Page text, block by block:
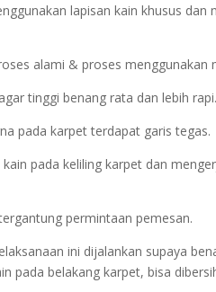
lapisan kain khusus dan
alami & proses menggunakan
tinggi benang rata dan lebih rapi.
pada karpet terdapat garis tegas.
pada keliling karpet dan
permintaan pemesan.
ini dijalankan supaya
pada belakang karpet, bisa